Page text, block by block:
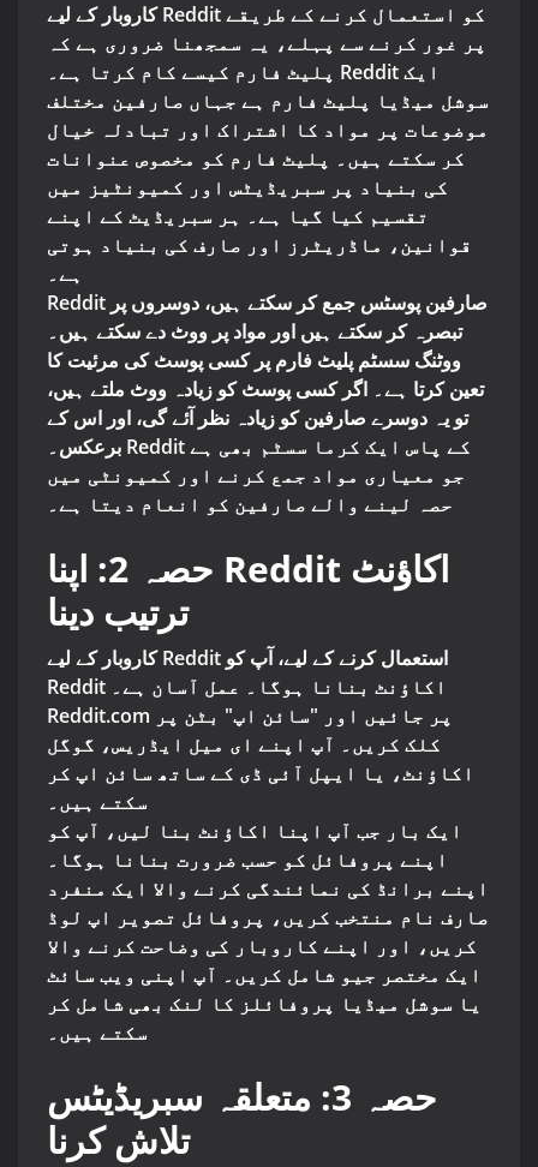
کاروبار کے لیے Reddit کو استعمال کرنے کے طریقے
پر غور کرنے سے پہلے، یہ سمجھنا ضروری ہے کہ
پلیٹ فارم کیسے کام کرتا ہے۔ Reddit ایک
سوشل میڈیا پلیٹ فارم ہے جہاں صارفین مختلف
موضوعات پر مواد کا اشتراک اور تبادلہ خیال
کر سکتے ہیں۔ پلیٹ فارم کو مخصوص عنوانات
کی بنیاد پر سبریڈیٹس اور کمیونٹیز میں
تقسیم کیا گیا ہے۔ ہر سبریڈیٹ کے اپنے
قوانین، ماڈریٹرز اور صارف کی بنیاد ہوتی
ہے۔
Reddit صارفین پوسٹس جمع کر سکتے ہیں، دوسروں پر
تبصرہ کر سکتے ہیں اور مواد پر ووٹ دے سکتے ہیں۔
ووٹنگ سسٹم پلیٹ فارم پر کسی پوسٹ کی مرئیت کا
تعین کرتا ہے۔ اگر کسی پوسٹ کو زیادہ ووٹ ملتے ہیں،
تو یہ دوسرے صارفین کو زیادہ نظر آئے گی، اور اس کے
برعکس۔ Reddit کے پاس ایک کرما سسٹم بھی ہے
جو معیاری مواد جمع کرنے اور کمیونٹی میں
حصہ لینے والے صارفین کو انعام دیتا ہے۔
حصہ 2: اپنا Reddit اکاؤنٹ
ترتیب دینا
کاروبار کے لیے Reddit استعمال کرنے کے لیے، آپ کو
Reddit اکاؤنٹ بنانا ہوگا۔ عمل آسان ہے۔
Reddit.com پر جائیں اور "سائن اپ" بٹن پر
کلک کریں۔ آپ اپنے ای میل ایڈریس، گوگل
اکاؤنٹ، یا ایپل آئی ڈی کے ساتھ سائن اپ کر
سکتے ہیں۔
ایک بار جب آپ اپنا اکاؤنٹ بنا لیں، آپ کو
اپنے پروفائل کو حسب ضرورت بنانا ہوگا۔
اپنے برانڈ کی نمائندگی کرنے والا ایک منفرد
صارف نام منتخب کریں، پروفائل تصویر اپ لوڈ
کریں، اور اپنے کاروبار کی وضاحت کرنے والا
ایک مختصر جیو شامل کریں۔ آپ اپنی ویب سائٹ
یا سوشل میڈیا پروفائلز کا لنک بھی شامل کر
سکتے ہیں۔
حصہ 3: متعلقہ سبریڈیٹس
تلاش کرنا